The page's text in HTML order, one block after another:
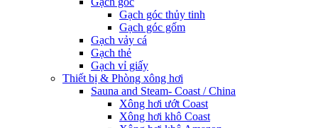
Gạch góc thủy tinh
Gạch góc gốm
Gạch vảy cá
Gạch thẻ
Gạch vỉ giấy
Thiết bị & Phòng xông hơi
Sauna and Steam- Coast / China
Xông hơi ướt Coast
Xông hơi khô Coast